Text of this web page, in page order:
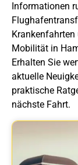
Informationen
Krankenfahrten
Mobilität in
Erhalten Sie
aktuelle
praktische
nächste Fahrt.